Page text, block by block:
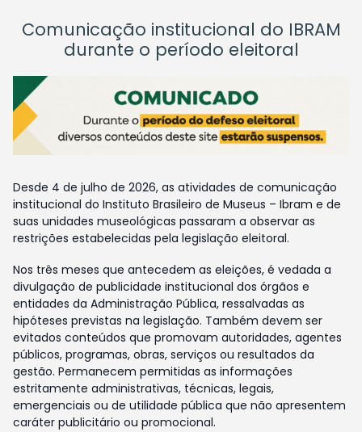
Comunicação institucional do IBRAM
durante o período eleitoral
Desde 4 de julho de 2026, as atividades de comunicação
institucional do Instituto Brasileiro de Museus – Ibram e de
suas unidades museológicas passaram a observar as
restrições estabelecidas pela legislação eleitoral.
Nos três meses que antecedem as eleições, é vedada a
divulgação de publicidade institucional dos órgãos e
entidades da Administração Pública, ressalvadas as
hipóteses previstas na legislação. Também devem ser
evitados conteúdos que promovam autoridades, agentes
públicos, programas, obras, serviços ou resultados da
gestão. Permanecem permitidas as informações
estritamente administrativas, técnicas, legais,
emergenciais ou de utilidade pública que não apresentem
caráter publicitário ou promocional.